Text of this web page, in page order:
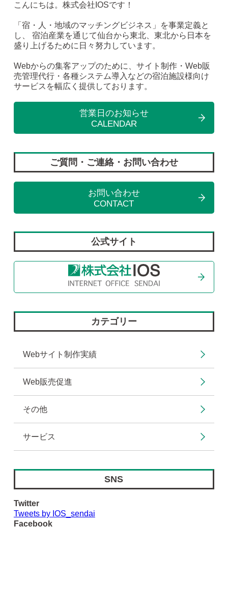
こんにちは。株式会社IOSです！
「宿・人・地域のマッチングビジネス」を事業定義と
し、 宿泊産業を通じて仙台から東北、東北から日本を
盛り上げるために日々努力しています。
Webからの集客アップのために、サイト制作・Web販
売管理代行・各種システム導入などの宿泊施設様向け
サービスを幅広く提供しております。
営業日のお知らせ
CALENDAR
ご質問・ご連絡・お問い合わせ
お問い合わせ
CONTACT
公式サイト
カテゴリー
Webサイト制作実績
Web販売促進
その他
サービス
SNS
Twitter
Tweets by IOS_sendai
Facebook